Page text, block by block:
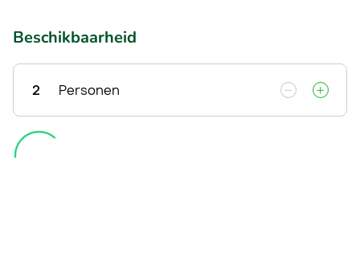
Beschikbaarheid
2 Personen